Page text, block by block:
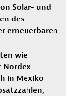
Solar- und
des
erneuerbaren
wie
Nordex
in Mexiko